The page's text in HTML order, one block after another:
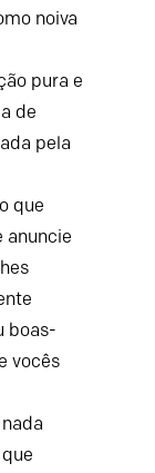
noiva
pura e
de
pela
que
anuncie
boas-
vocês